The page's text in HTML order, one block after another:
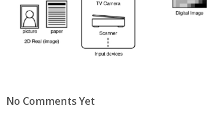
No Comments Yet